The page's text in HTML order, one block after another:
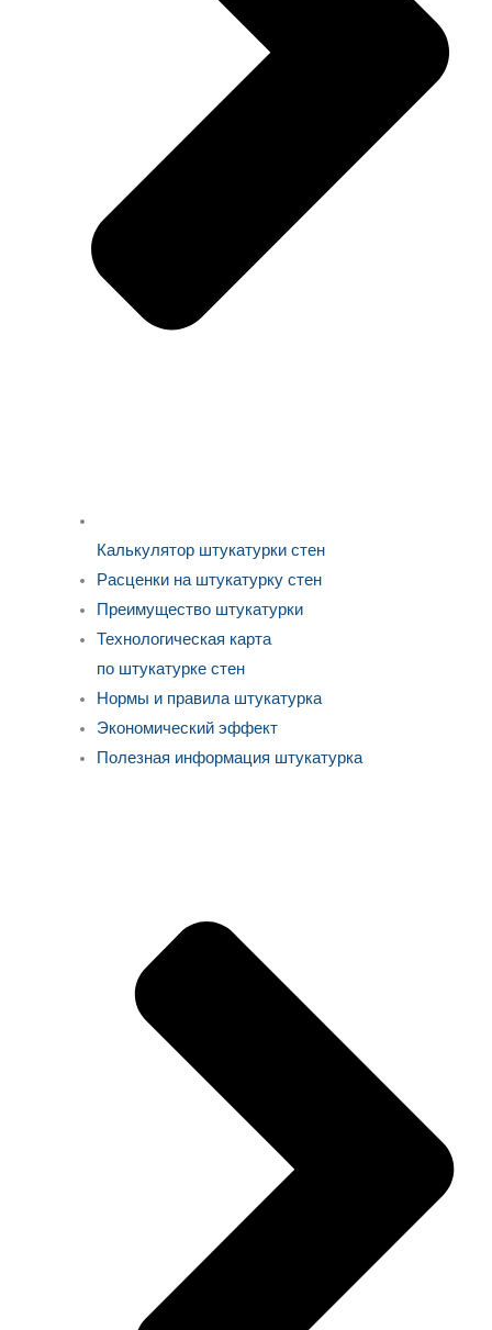
Калькулятор штукатурки стен
Расценки на штукатурку стен
Преимущество штукатурки
Технологическая карта
по штукатурке стен
Нормы и правила штукатурка
Экономический эффект
Полезная информация штукатурка